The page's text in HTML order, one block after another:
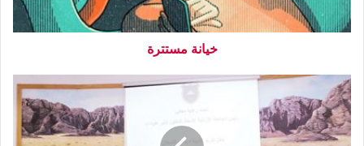
خيانة مستترة